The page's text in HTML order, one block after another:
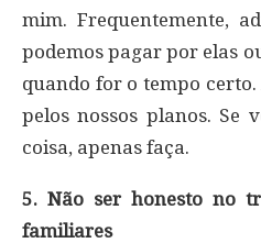
mim. Frequentemente,
podemos pagar por elas
quando for o tempo
pelos nossos planos. Se
coisa, apenas faça.
5. Não ser honesto no
familiares